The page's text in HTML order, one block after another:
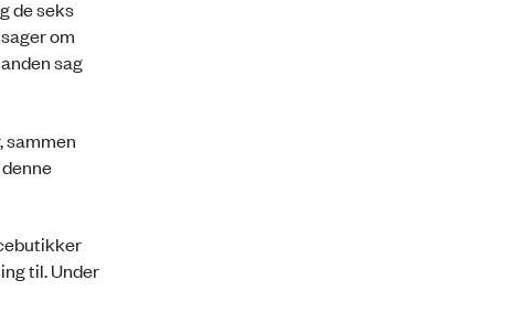
de seks
om
sag
sammen
til. Under